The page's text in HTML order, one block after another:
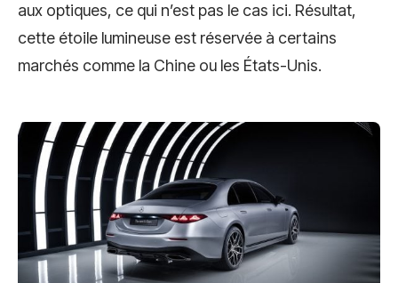
aux optiques, ce qui n’est pas le cas ici. Résultat,
cette étoile lumineuse est réservée à certains
marchés comme la Chine ou les États-Unis.